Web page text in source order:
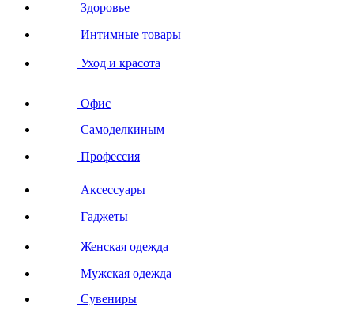
Здоровье
Интимные товары
Уход и красота
Офис
Самоделкиным
Профессия
Аксессуары
Гаджеты
Женская одежда
Мужская одежда
Сувениры